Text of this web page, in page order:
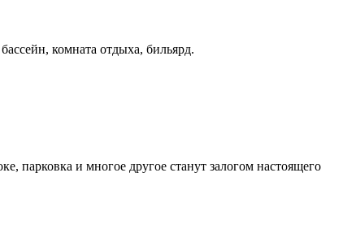
комната отдыха, бильярд.
парковка и многое другое станут залогом настоящего